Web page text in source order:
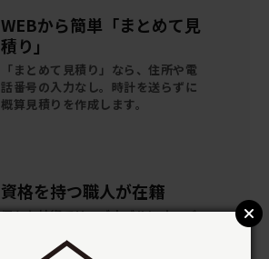
WEBから簡単 「まとめて見
積り」
「まとめて見積り」なら、住所や電
話番号の入力なし。時計を送らずに
概算見積りを作成します。
資格を持つ職人が在籍
優れた技術でリーズナブルにオーバー